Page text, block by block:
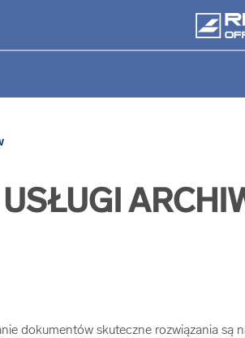
dokumentów skuteczne rozwiązania są